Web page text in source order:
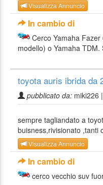
Visualizza Annuncio
In cambio di
Cerco Yamaha
modello) o Yamaha TDM.
toyota auris ibrida da
pubblicato da: miki226 |
sempre tagliandato a
buisness,rivisionato ,tanti
Visualizza Annuncio
In cambio di
cerco vecchio suv